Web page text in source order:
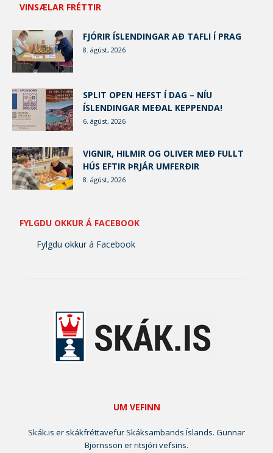
VINSÆLAR FRÉTTIR
FJÓRIR ÍSLENDINGAR AÐ TAFLI Í PRAG
8. ágúst, 2026
SPLIT OPEN HEFST Í DAG – NÍU
ÍSLENDINGAR MEÐAL KEPPENDA!
6. ágúst, 2026
VIGNIR, HILMIR OG OLIVER MEÐ FULLT
HÚS EFTIR ÞRJÁR UMFERÐIR
8. ágúst, 2026
FYLGDU OKKUR Á FACEBOOK
Fylgdu okkur á Facebook
UM VEFINN
Skák.is er skákfréttavefur Skáksambands Íslands. Gunnar
Björnsson er ritsjóri vefsins.